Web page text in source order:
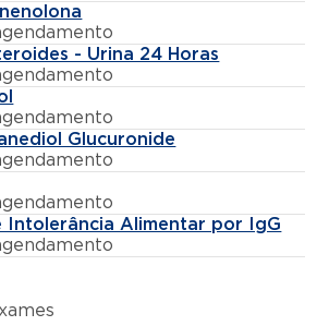
- Urina 24 Horas
Glucuronide
Intolerância Alimentar por IgG